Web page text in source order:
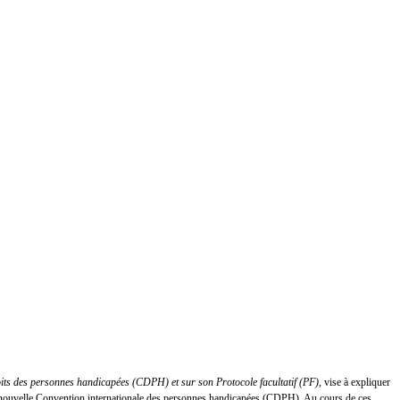
des personnes handicapées (CDPH) et sur son Protocole facultatif (PF) , vise à expliquer